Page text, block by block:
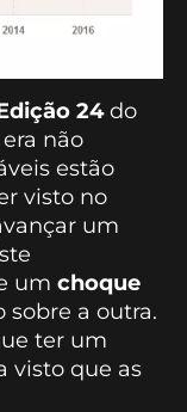
24do
não
estão
visto no
um
um choque
sobre a outra.
ter um
visto que as